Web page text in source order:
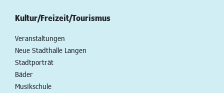
Kultur/Freizeit/Tourismus
Veranstaltungen
Neue Stadthalle Langen
Stadtporträt
Bäder
Musikschule